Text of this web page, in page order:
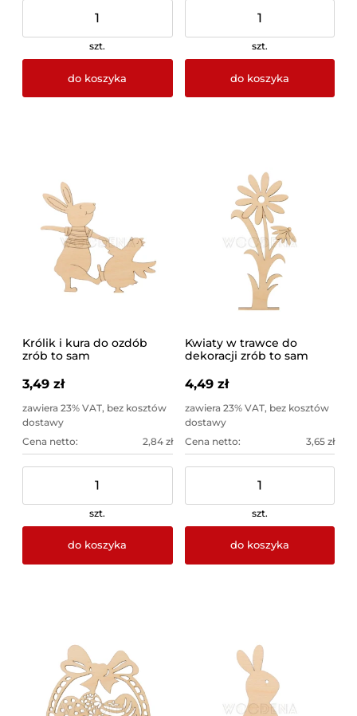
szt.
do koszyka
szt.
do koszyka
Królik i kura do ozdób
zrób to sam
3,49 zł
zawiera 23% VAT, bez kosztów
dostawy
Cena netto:
2,84 zł
szt.
do koszyka
Kwiaty w trawce do
dekoracji zrób to sam
4,49 zł
zawiera 23% VAT, bez kosztów
dostawy
Cena netto:
3,65 zł
szt.
do koszyka